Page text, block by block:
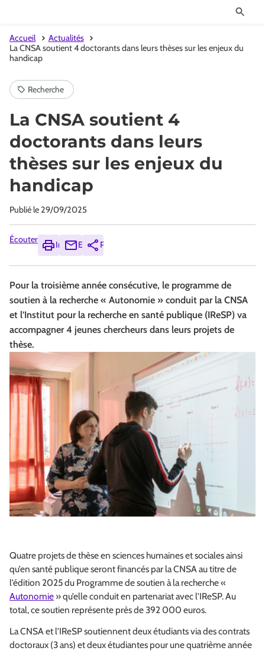
Accueil
Actualités
La CNSA soutient 4 doctorants dans leurs thèses sur les enjeux du
handicap
La CNSA soutient 4
doctorants dans leurs
thèses sur les enjeux du
handicap
Publié le 29/09/2025
Écouter
ImprimerEnvoyerPartager
Pour la troisième année consécutive, le programme de
soutien à la recherche « Autonomie » conduit par la CNSA
et l’Institut pour la recherche en santé publique (IReSP) va
accompagner 4 jeunes chercheurs dans leurs projets de
thèse.
Quatre projets de thèse en sciences humaines et sociales ainsi
qu’en santé publique seront financés par la CNSA au titre de
l’édition 2025 du Programme de soutien à la recherche «
Autonomie » qu’elle conduit en partenariat avec l’IReSP. Au
total, ce soutien représente près de 392 000 euros.
La CNSA et l’IReSP soutiennent deux étudiants via des contrats
doctoraux (3 ans) et deux étudiantes pour une quatrième année